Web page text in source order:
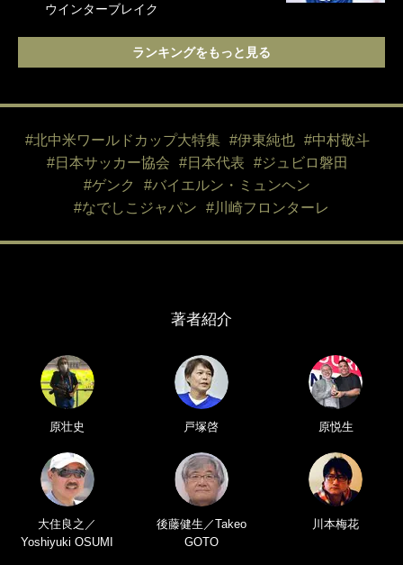
ウインターブレイク
ランキングをもっと見る
#北中米ワールドカップ大特集 #伊東純也
#中村敬斗
#日本サッカー協会
#日本代表
#ジュビロ磐田
#ゲンク
#バイエルン・ミュンヘン
#なでしこジャパン
#川崎フロンターレ
著者紹介
原壮史 戸塚啓 原悦生
大住良之／
Yoshiyuki OSUMI
後藤健生／Takeo
GOTO
川本梅花